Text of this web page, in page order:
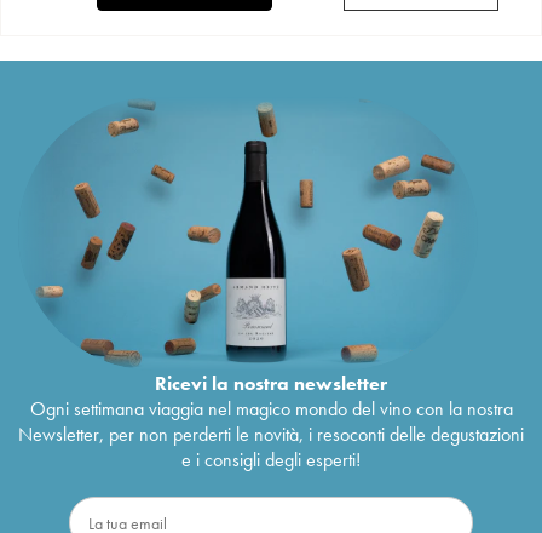
Ricevi la nostra newsletter
Ogni settimana viaggia nel magico mondo del vino con la nostra
Newsletter, per non perderti le novità, i resoconti delle degustazioni
e i consigli degli esperti!